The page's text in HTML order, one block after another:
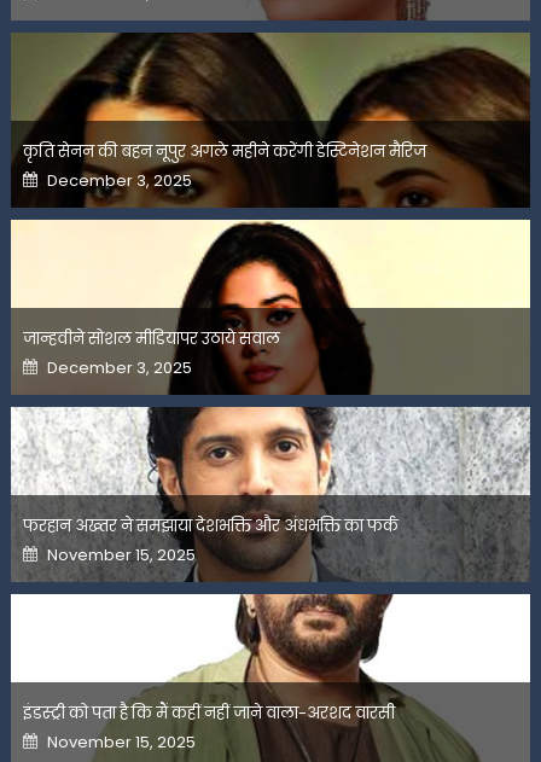
कृति सेनन की बहन नूपुर अगले महीने करेंगी डेस्टिनेशन मैरिज
Posted
on
December 3, 2025
जान्हवीने सोशल मीडियापर उठाये सवाल
Posted
on
December 3, 2025
फरहान अख्तर ने समझाया देशभक्ति और अंधभक्ति का फर्क
Posted
on
November 15, 2025
इंडस्ट्री को पता है कि मैं कहीं नहीं जाने वाला-अरशद वारसी
Posted
on
November 15, 2025